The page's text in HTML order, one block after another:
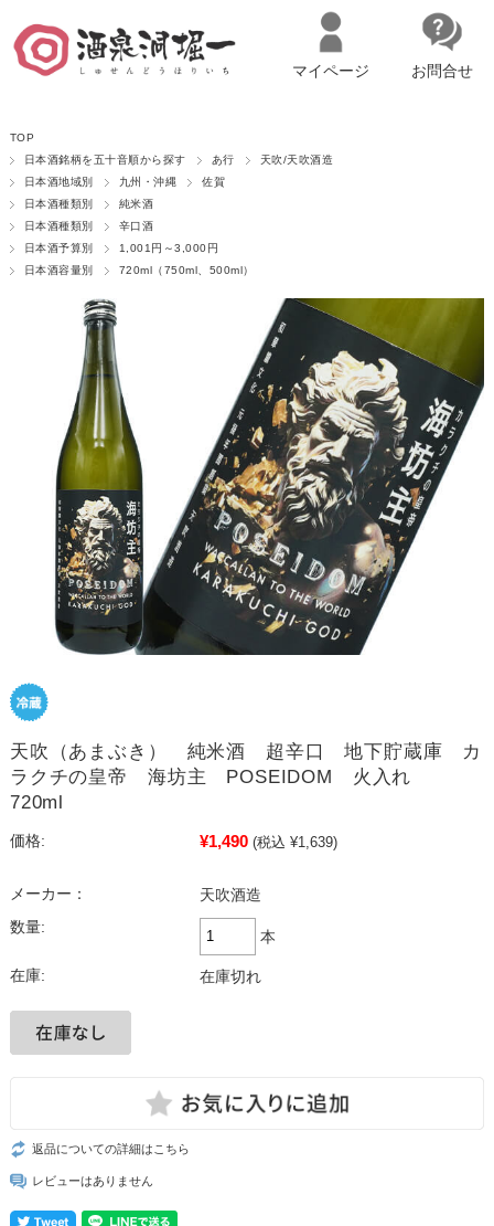
マイページへログイン
マイページ お問合せ
TOP
日本酒銘柄を五十音順から探す
あ行
天吹/天吹酒造
日本酒地域別
九州・沖縄
佐賀
日本酒種類別
純米酒
日本酒種類別
辛口酒
日本酒予算別
1,001円～3,000円
日本酒容量別
720ml（750ml、500ml）
天吹（あまぶき） 純米酒 超辛口 地下貯蔵庫 カ
ラクチの皇帝 海坊主 POSEIDOM 火入れ
720ml
価格: ¥1,490 (税込 ¥1,639)
メーカー：
天吹酒造
数量:
本
在庫: 在庫切れ
返品についての詳細はこちら
レビューはありません